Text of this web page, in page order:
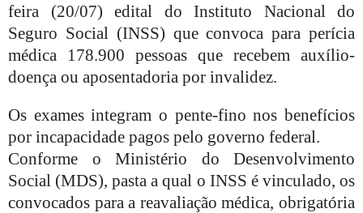
feira (20/07) edital do Instituto Nacional do
Seguro Social (INSS) que convoca para perícia
médica 178.900 pessoas que recebem auxílio-
doença ou aposentadoria por invalidez.
Os exames integram o pente-fino nos benefícios
por incapacidade pagos pelo governo federal.
Conforme o Ministério do Desenvolvimento
Social (MDS), pasta a qual o INSS é vinculado, os
convocados para a reavaliação médica, obrigatória